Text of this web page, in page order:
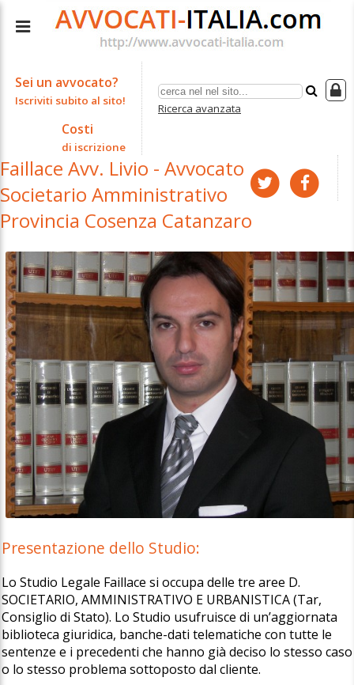
Ricerca avanzata
Sei un avvocato?
Iscriviti subito al sito!
Costi
di iscrizione
Faillace Avv. Livio - Avvocato
Societario Amministrativo
Provincia Cosenza Catanzaro
Presentazione dello Studio:
Lo Studio Legale Faillace si occupa delle tre aree D.
SOCIETARIO, AMMINISTRATIVO E URBANISTICA (Tar,
Consiglio di Stato). Lo Studio usufruisce di un’aggiornata
biblioteca giuridica, banche-dati telematiche con tutte le
sentenze e i precedenti che hanno già deciso lo stesso caso
o lo stesso problema sottoposto dal cliente.